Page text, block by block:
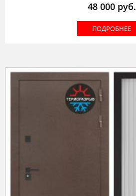
48 000руб.
ПОДРОБНЕЕ